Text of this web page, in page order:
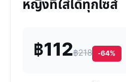
หญิงที่ใส่ได้ทุกไซส์
฿112฿218 -64%